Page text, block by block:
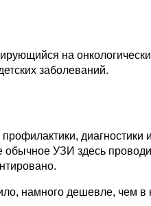
на
заболеваний.
диагностики
обычное УЗИ здесь
намного дешевле, чем в